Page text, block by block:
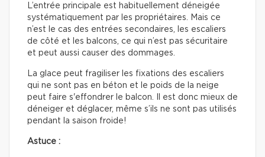
L’entrée principale est habituellement déneigée
systématiquement par les propriétaires. Mais ce
n’est le cas des entrées secondaires, les escaliers
de côté et les balcons, ce qui n’est pas sécuritaire
et peut aussi causer des dommages.
La glace peut fragiliser les fixations des escaliers
qui ne sont pas en béton et le poids de la neige
peut faire s'effondrer le balcon. Il est donc mieux de
déneiger et déglacer, même s’ils ne sont pas utilisés
pendant la saison froide!
Astuce :